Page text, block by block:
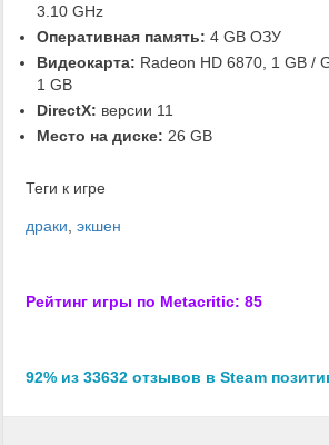
3.10 GHz
Оперативная память: 4 GB ОЗУ
Видеокарта: Radeon HD 6870, 1 GB /
1 GB
DirectX: версии 11
Место на диске: 26 GB
Теги к игре
драки, экшен
Рейтинг игры по Metacritic: 85
92% из 33632 отзывов в Steam